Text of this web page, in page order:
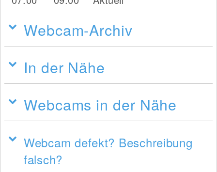
Webcam-Archiv
In der Nähe
Webcams in der Nähe
Webcam defekt? Beschreibung
falsch?